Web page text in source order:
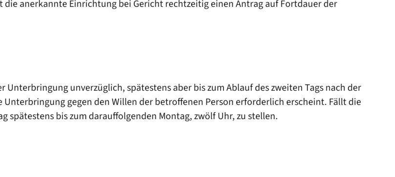
anerkannte Einrichtung bei Gericht rechtzeitig einen Antrag auf Fortdauer der
unverzüglich, spätestens aber bis zum Ablauf des zweiten Tags nach der
gegen den Willen der betroffenen Person erforderlich erscheint. Fällt die
bis zum darauffolgenden Montag, zwölf Uhr, zu stellen.